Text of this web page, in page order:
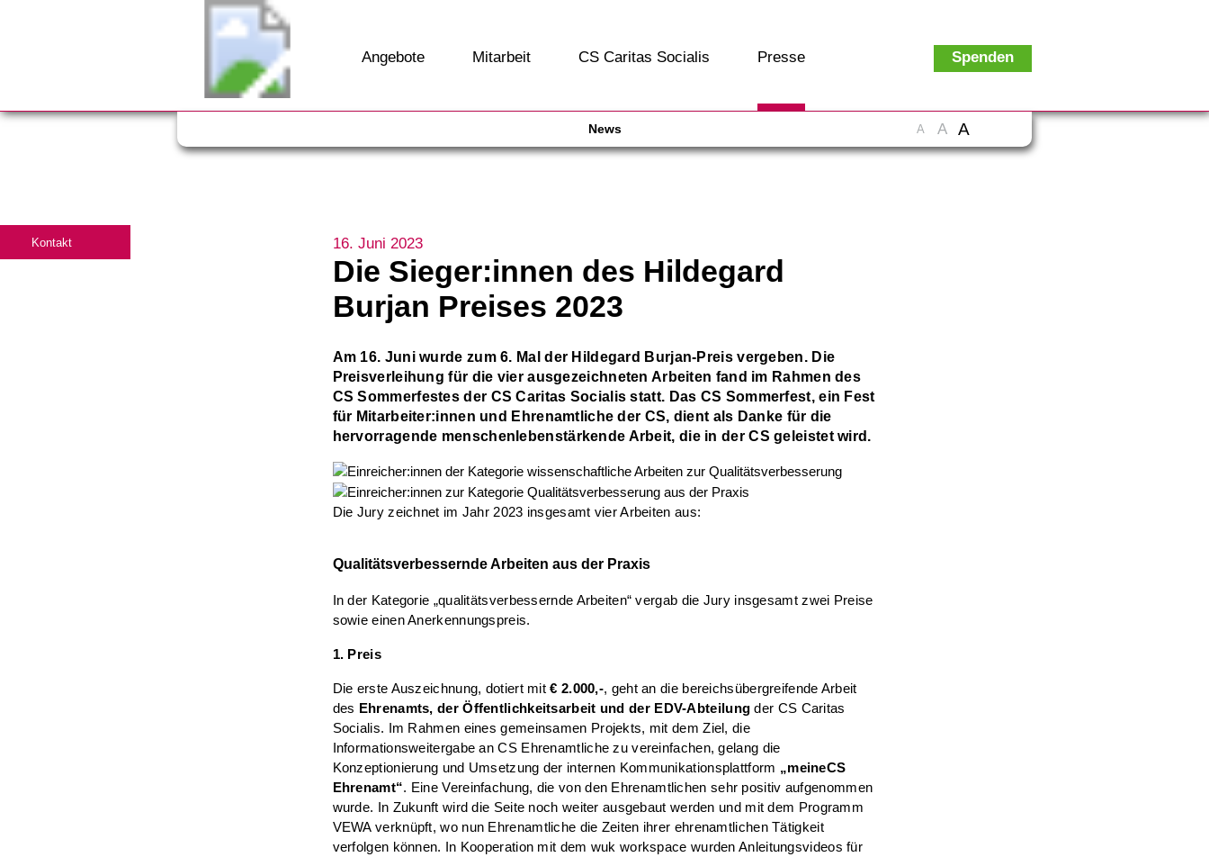
Angebote Mitarbeit CS Caritas Socialis Presse Spenden
A A A
News
16. Juni 2023
Die Sieger:innen des Hildegard
Burjan Preises 2023
Am 16. Juni wurde zum 6. Mal der Hildegard Burjan-Preis vergeben. Die
Preisverleihung für die vier ausgezeichneten Arbeiten fand im Rahmen des
CS Sommerfestes der CS Caritas Socialis statt. Das CS Sommerfest, ein Fest
für Mitarbeiter:innen und Ehrenamtliche der CS, dient als Danke für die
hervorragende menschenlebenstärkende Arbeit, die in der CS geleistet wird.
Die Jury zeichnet im Jahr 2023 insgesamt vier Arbeiten aus:
Qualitätsverbessernde Arbeiten aus der Praxis
In der Kategorie „qualitätsverbessernde Arbeiten“ vergab die Jury insgesamt zwei Preise
sowie einen Anerkennungspreis.
1. Preis
Die erste Auszeichnung, dotiert mit€ 2.000,-, geht an die bereichsübergreifende Arbeit
des Ehrenamts, der Öffentlichkeitsarbeit und der EDV-Abteilung der CS Caritas
Socialis. Im Rahmen eines gemeinsamen Projekts, mit dem Ziel, die
Informationsweitergabe an CS Ehrenamtliche zu vereinfachen, gelang die
Konzeptionierung und Umsetzung der internen Kommunikationsplattform „meineCS
Ehrenamt“. Eine Vereinfachung, die von den Ehrenamtlichen sehr positiv aufgenommen
wurde. In Zukunft wird die Seite noch weiter ausgebaut werden und mit dem Programm
VEWA verknüpft, wo nun Ehrenamtliche die Zeiten ihrer ehrenamtlichen Tätigkeit
verfolgen können. In Kooperation mit dem wuk workspace wurden Anleitungsvideos für
Kontakt